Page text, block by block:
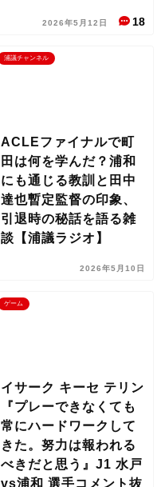
2026年5月12日 18
浦議チャンネル
ACLEファイナルで町
田は何を学んだ？浦和
にも通じる教訓と田中
達也暫定監督の印象、
引退時の秘話を語る雑
談【浦議ラジオ】
2026年5月10日
ゲーム
イサーク キーセ テリン
『プレーできなくても
常にハードワークして
きた。努力は報われる
べきだと思う』J1 水戸
vs浦和 選手コメント抜